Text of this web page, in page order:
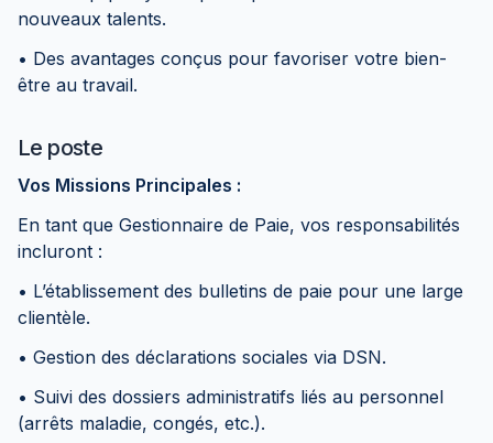
nouveaux talents.
• Des avantages conçus pour favoriser votre bien-
être au travail.
Le poste
Vos Missions Principales :
En tant que Gestionnaire de Paie, vos responsabilités
incluront :
• L’établissement des bulletins de paie pour une large
clientèle.
• Gestion des déclarations sociales via DSN.
• Suivi des dossiers administratifs liés au personnel
(arrêts maladie, congés, etc.).